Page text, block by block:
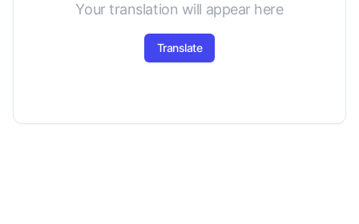
Your translation will appear here
Translate